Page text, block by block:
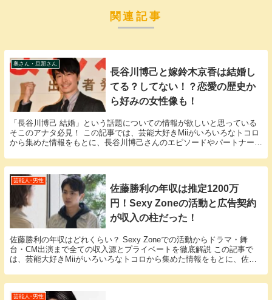
関連記事
奥さん・旦那さん
長谷川博己と嫁鈴木京香は結婚し
てる？してない！？恋愛の歴史か
ら好みの女性像も！
「長谷川博己 結婚」という話題についての情報が欲しいと思っている
そこのアナタ必見！ この記事では、芸能大好きMiiがいろいろなトコロ
から集めた情報をもとに、長谷川博己さんのエピソードやパートナーに
芸能人ｰ男性
佐藤勝利の年収は推定1200万
円！Sexy Zoneの活動と広告契約
が収入の柱だった！
佐藤勝利の年収はどれくらい？ Sexy Zoneでの活動からドラマ・舞
台・CM出演まで全ての収入源とプライベートを徹底解説 この記事で
は、芸能大好きMiiがいろいろなトコロから集めた情報をもとに、佐藤
芸能人ｰ男性